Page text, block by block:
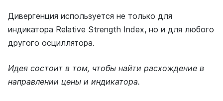
Дивергенция используется не только для
индикатора Relative Strength Index, но и для любого
другого осциллятора.
Идея состоит в том, чтобы найти расхождение в
направлении цены и индикатора.